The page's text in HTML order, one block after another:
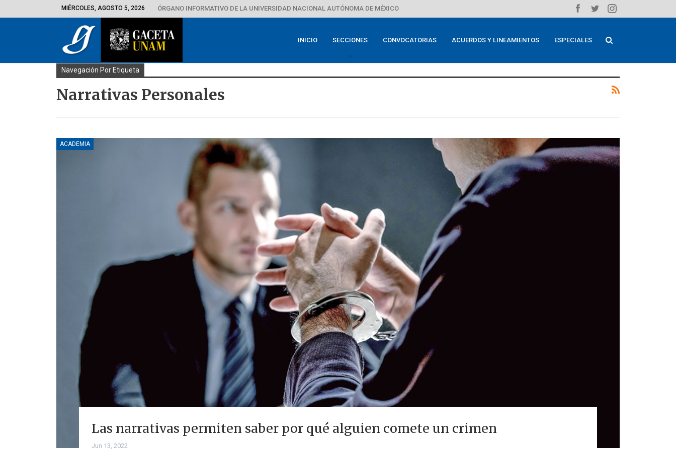
MIÉRCOLES, AGOSTO 5, 2026 ÓRGANO INFORMATIVO DE LA UNIVERSIDAD NACIONAL AUTÓNOMA DE MÉXICO
INICIO SECCIONES CONVOCATORIAS ACUERDOS Y LINEAMIENTOS ESPECIALES
Navegación Por Etiqueta
Narrativas Personales
ACADEMIA
Las narrativas permiten saber por qué alguien comete un crimen
Jun 13, 2022